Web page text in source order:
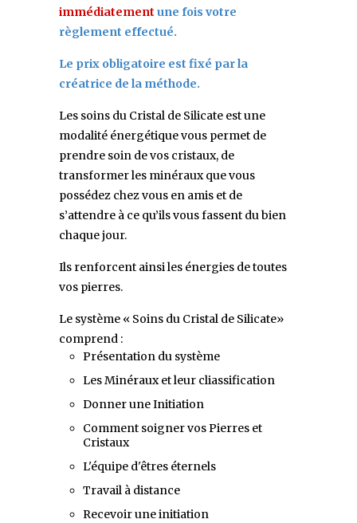
immédiatement une fois votre
règlement effectué.
Le prix obligatoire est fixé par la
créatrice de la méthode.
Les soins du Cristal de Silicate est une
modalité énergétique vous permet de
prendre soin de vos cristaux, de
transformer les minéraux que vous
possédez chez vous en amis et de
s’attendre à ce qu’ils vous fassent du bien
chaque jour.
Ils renforcent ainsi les énergies de toutes
vos pierres.
Le système « Soins du Cristal de Silicate»
comprend :
Présentation du système
Les Minéraux et leur cliassification
Donner une Initiation
Comment soigner vos Pierres et
Cristaux
L'équipe d'êtres éternels
Travail à distance
Recevoir une initiation